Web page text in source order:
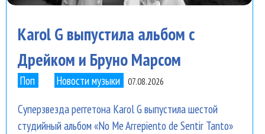
Karol G выпустила альбом с
Дрейком и Бруно Марсом
Поп Новости музыки 07.08.2026
Суперзвезда реггетона Karol G выпустила шестой
студийный альбом «No Me Arrepiento de Sentir Tanto»